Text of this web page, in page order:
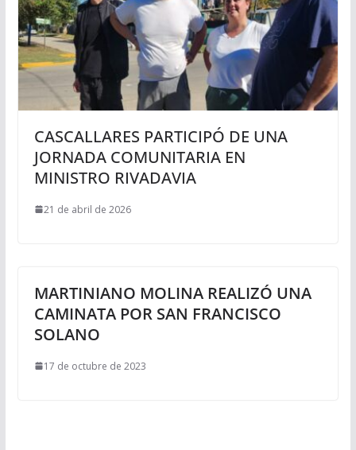
CASCALLARES PARTICIPÓ DE UNA
JORNADA COMUNITARIA EN
MINISTRO RIVADAVIA
21 de abril de 2026
MARTINIANO MOLINA REALIZÓ UNA
CAMINATA POR SAN FRANCISCO
SOLANO
17 de octubre de 2023